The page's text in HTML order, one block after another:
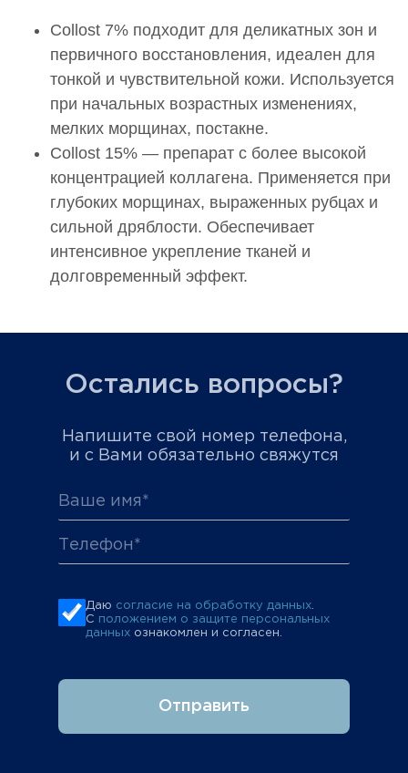
Collost 7% подходит для деликатных зон и
первичного восстановления, идеален для
тонкой и чувствительной кожи. Используется
при начальных возрастных изменениях,
мелких морщинах, постакне.
Collost 15% — препарат с более высокой
концентрацией коллагена. Применяется при
глубоких морщинах, выраженных рубцах и
сильной дряблости. Обеспечивает
интенсивное укрепление тканей и
долговременный эффект.
Остались вопросы?
Напишите свой номер телефона,
и с Вами обязательно свяжутся
Даю согласие на обработку данных.
С положением о защите персональных
данных ознакомлен и согласен.
Отправить